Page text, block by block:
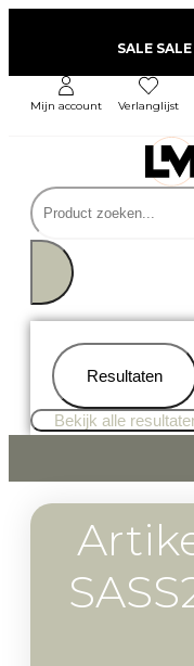
SALE
Resultaten
Bekijk alle
Mijn account Verlanglijst